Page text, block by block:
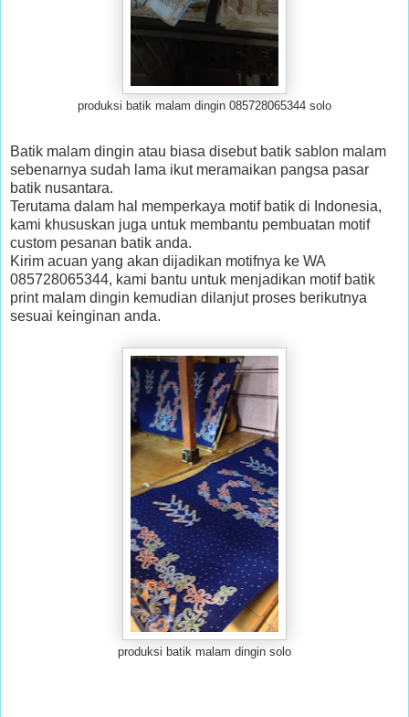
produksi batik malam dingin 085728065344 solo
Batik malam dingin atau biasa disebut batik sablon malam
sebenarnya sudah lama ikut meramaikan pangsa pasar
batik nusantara.
Terutama dalam hal memperkaya motif batik di Indonesia,
kami khususkan juga untuk membantu pembuatan motif
custom pesanan batik anda.
Kirim acuan yang akan dijadikan motifnya ke WA
085728065344, kami bantu untuk menjadikan motif batik
print malam dingin kemudian dilanjut proses berikutnya
sesuai keinginan anda.
produksi batik malam dingin solo